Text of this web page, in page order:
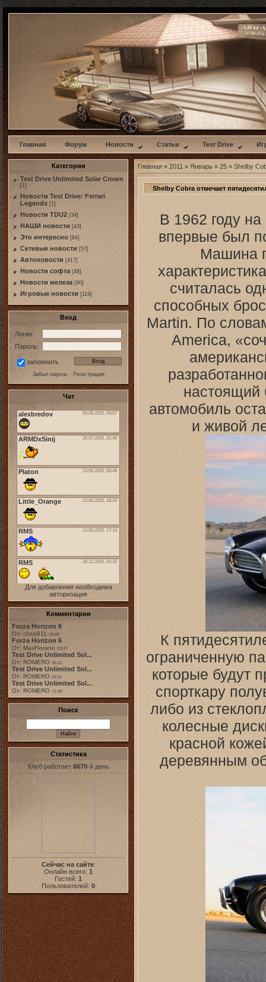
w
Главная Форум Новости Статьи Test Drive
Категории
Test Drive Unlimited Solar Crown
[1]
Новости Test Drive: Ferrari
Legends [1]
Новости TDU2 [34]
НАШИ новости [43]
Это интересно [84]
Сетевые новости [57]
Автоновости [417]
Новости софта [48]
Новоcти железа [90]
Игровые новости [119]
Вход
Логин:
Пароль:
запомнить
Забыл пароль· Регистрация
Чат
Для добавления необходима
авторизация
Комментарии
Forza Horizon 6
От: chep811 19:48
Forza Horizon 6
От: MaxFiorano 23:47
Test Drive Unlimited Sol...
От: ROMERO 18:31
Test Drive Unlimited Sol...
От: ROMERO 19:31
Test Drive Unlimited Sol...
От: ROMERO 11:49
Поиск
Статистика
Клуб работает 6670-й день
Сейчас на сайте:
Онлайн всего: 1
Гостей: 1
Пользователей: 0
Главная » 2011 » Январь » 25 » Shelby
Shelby Cobra отмечает
В 1962 году
впервые был
Машина
считалась
способных
Martin. По
America,
настоящий
автомобиль
и живой
К
ограниченную
которые будут
спорткару
либо из
колесные
красной
деревянным